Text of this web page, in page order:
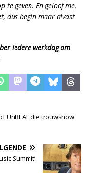
te geven. En geloof me,
dus begin maar alvast
iedere werkdag om
UnREAL die trouwshow
Summit’